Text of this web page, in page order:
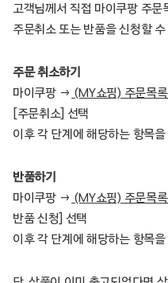
고객님께서 직접 마이쿠팡 주
주문취소 또는 반품을 신청할 수
주문 취소하기
마이쿠팡 → (MY쇼핑) 주문목
[주문취소] 선택
이후 각 단계에 해당하는 항목
반품하기
마이쿠팡 → (MY쇼핑) 주문목
반품 신청] 선택
이후 각 단계에 해당하는 항목